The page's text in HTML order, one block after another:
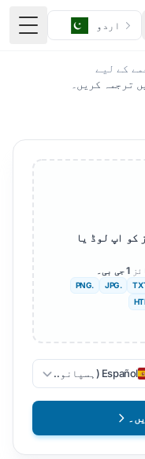
اردو
کے لیے
ترجمہ کریں۔
کو اپ لوڈ یا
1 جی بی۔
.JPG
.PNG
Español (ہسپانوی)